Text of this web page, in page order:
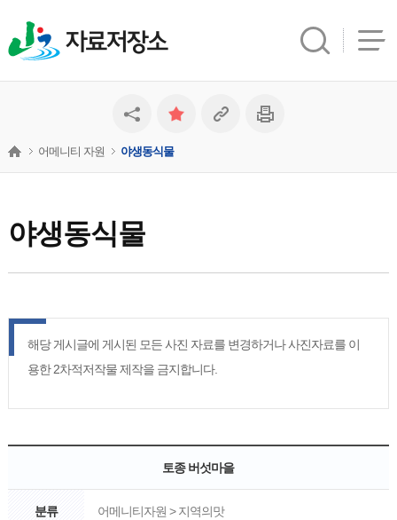
자료저장소
야생동식물
어메니티 자원 야생동식물
해당 게시글에 게시된 모든 사진 자료를 변경하거나 사진자료를 이
용한 2차적저작물 제작을 금지합니다.
토종 버섯마을
분류 어메니티자원 > 지역의맛